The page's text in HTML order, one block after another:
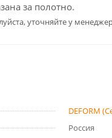
за полотно.
уточняйте у
DEFORM
Россия